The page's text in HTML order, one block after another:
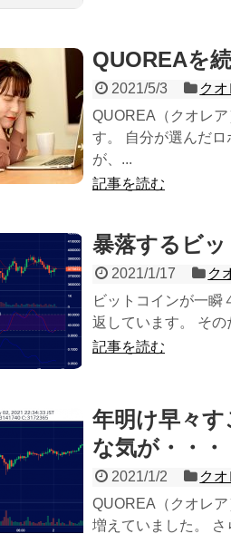
QUOREAを
2021/5/3 ク
QUOREA（クオレ
す。 自分が選んだ
が、...
記事を読む
暴落するビ
2021/1/17 ク
ビットコインが一瞬
返しています。 そ
記事を読む
年明け早々
な気が・・・
2021/1/2 ク
QUOREA（クオレ
増えていました。